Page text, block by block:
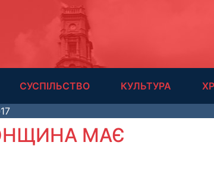
СУСПІЛЬСТВО КУЛЬТУРА
МАЄ